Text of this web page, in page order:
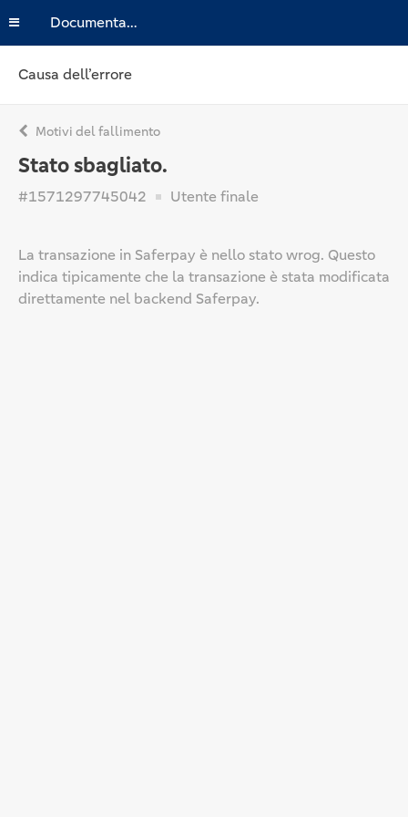
Documentazione
Causa dell’errore
Motivi del fallimento
Stato sbagliato.
#1571297745042 Utente finale
La transazione in Saferpay è nello stato wrog. Questo
indica tipicamente che la transazione è stata modificata
direttamente nel backend Saferpay.